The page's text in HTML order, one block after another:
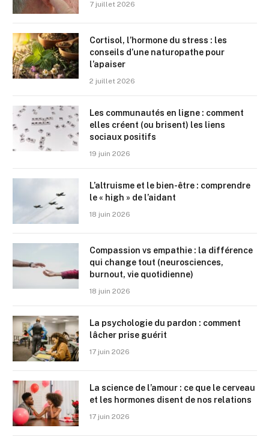
7 juillet 2026
Cortisol, l’hormone du stress : les
conseils d’une naturopathe pour
l’apaiser
2 juillet 2026
Les communautés en ligne : comment
elles créent (ou brisent) les liens
sociaux positifs
19 juin 2026
L’altruisme et le bien-être : comprendre
le « high » de l’aidant
18 juin 2026
Compassion vs empathie : la différence
qui change tout (neurosciences,
burnout, vie quotidienne)
18 juin 2026
La psychologie du pardon : comment
lâcher prise guérit
17 juin 2026
La science de l’amour : ce que le cerveau
et les hormones disent de nos relations
17 juin 2026